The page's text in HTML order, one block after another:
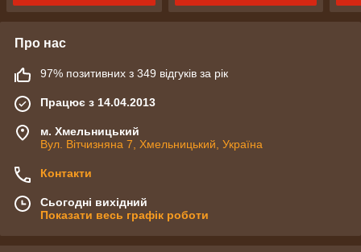
Про нас
97% позитивних з 349 відгуків за рік
Працює з 14.04.2013
м. Хмельницький
Вул. Вітчизняна 7, Хмельницький, Україна
Контакти
Сьогодні вихідний
Показати весь графік роботи